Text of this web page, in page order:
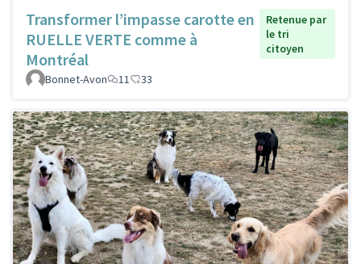
Transformer l’impasse carotte en
RUELLE VERTE comme à
Montréal
Retenue par
le tri
citoyen
Bonnet-Avon 11 33